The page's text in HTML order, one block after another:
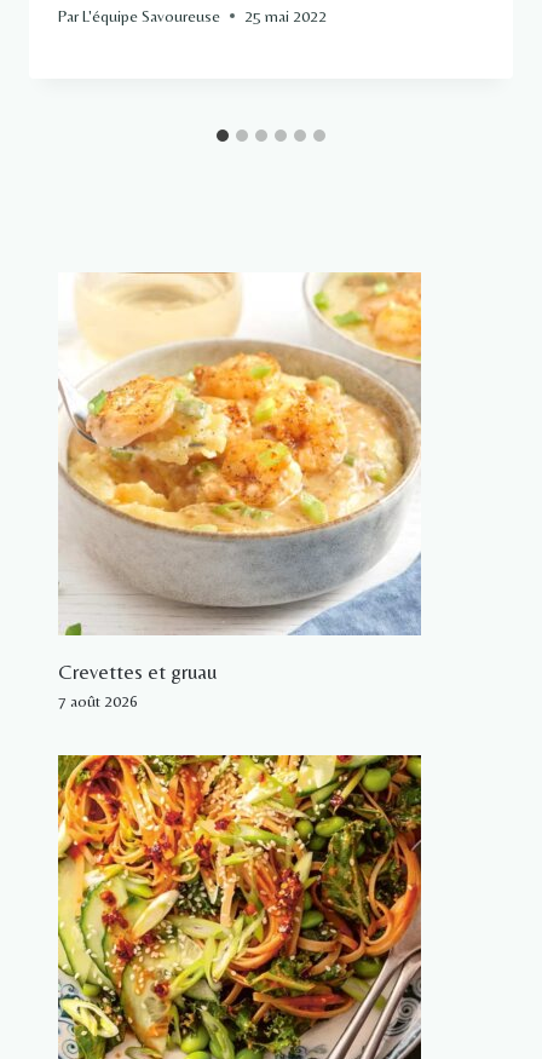
ParL'équipe Savoureuse 25 mai 2022
Crevettes et gruau
7 août 2026